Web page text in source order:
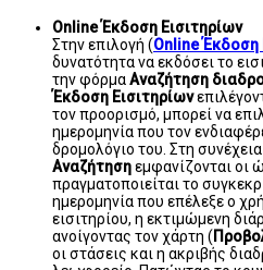
Online Έκδοση Εισιτηρίων
Στην επιλογή (Online Έκδοση
δυνατότητα να εκδόσει το
την φόρμαΑναζήτηση
Έκδοση Εισιτηρίων
τον προορισμό, μπορεί να
ημερομηνία που τον
δρομολόγιο του. Στη
Αναζήτησηεμφανίζονται οι
πραγματοποιείται το
ημερομηνία που επέλεξε ο
εισιτηρίου, η εκτιμώμενη
ανοίγοντας τον χάρτη (
οι στάσεις και η ακριβής